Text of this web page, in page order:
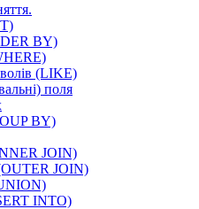
BY)
(LIKE)
поля
BY)
JOIN)
JOIN)
INTO)